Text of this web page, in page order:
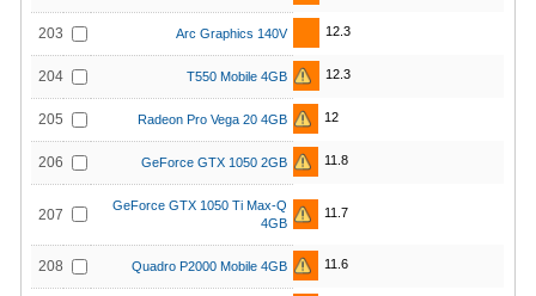
203 Arc Graphics 140V 12.3
204 T550 Mobile 4GB 12.3
205 Radeon Pro Vega 20 4GB 12
206 GeForce GTX 1050 2GB 11.8
207
GeForce GTX 1050 Ti Max-Q
4GB
11.7
208 Quadro P2000 Mobile 4GB 11.6